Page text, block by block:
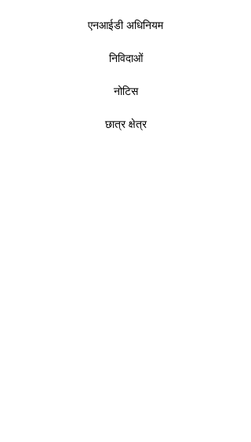
एनआईडी अधिनियम
निविदाओं
नोटिस
छात्र क्षेत्र